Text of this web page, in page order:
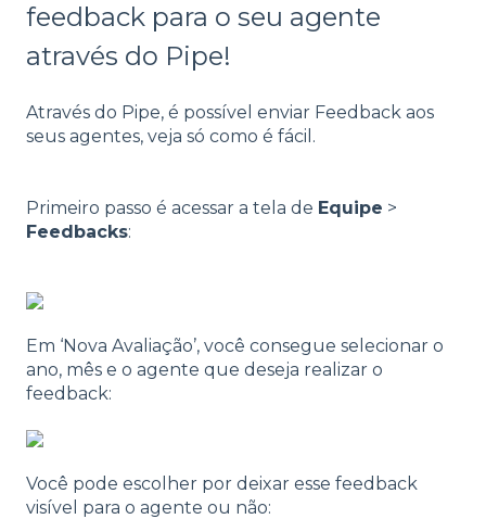
feedback para o seu agente
através do Pipe!
Através do Pipe, é possível enviar Feedback aos
seus agentes, veja só como é fácil.
Primeiro passo é acessar a tela de Equipe >
Feedbacks:
Em ‘Nova Avaliação’, você consegue selecionar o
ano, mês e o agente que deseja realizar o
feedback:
Você pode escolher por deixar esse feedback
visível para o agente ou não: